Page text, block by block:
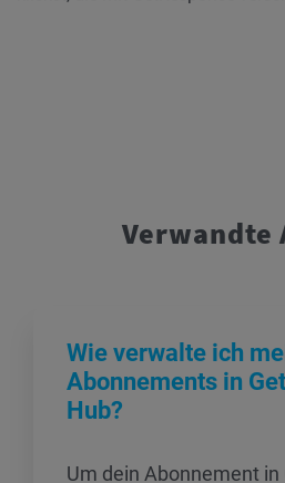
Verwandte
Wie verwalte ich
Abonnements in
Hub?
Um dein Abonnement in